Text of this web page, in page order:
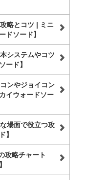
略とコツ | ミニ
ドソード】
システムやコツ
ード】
ンやジョイコン
イウォードソー
場面で役立つ攻
】
攻略チャート